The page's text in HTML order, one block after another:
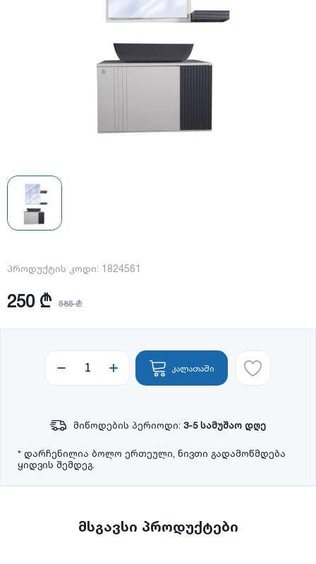
პროდუქტის კოდი: 1824561
250 ₾ 585 ₾
კალათაში
მიწოდების პერიოდი: 3-5 სამუშაო დღე
* დარჩენილია ბოლო ერთეული, ნივთი გადამოწმდება
ყიდვის შემდეგ.
მსგავსი პროდუქტები